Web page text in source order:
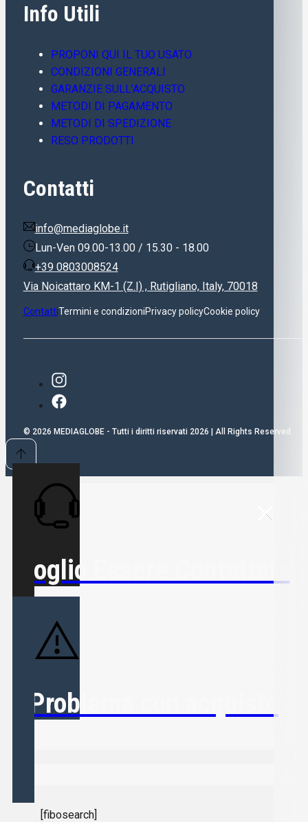
Info Utili
PROPONI QUI IL TUO USATO
CONDIZIONI GENERALI
GARANZIE SULL’ACQUISTO
METODI DI PAGAMENTO
METODI DI SPEDIZIONE
RESO PRODOTTI
Contatti
info@mediaglobe.it
Lun-Ven 09.00-13.00 / 15.30 - 18.00
+39 0803008524
Via Noicattaro KM-1 (Z.I) , Rutigliano, Italy, 70018
ContattiTermini e condizioniPrivacy policyCookie policy
© 2026 MEDIAGLOBE - Tutti i diritti riservati 2026 | All Rights Reserved
Voglio Essere Contattato
Problema con acquisto
[fibosearch]